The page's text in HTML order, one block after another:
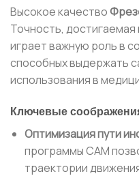
Высокое качество
Точность,
играет важную роль в
способных выдержать
использования в
Ключевые
Оптимизация пути
программы CAM
траектории